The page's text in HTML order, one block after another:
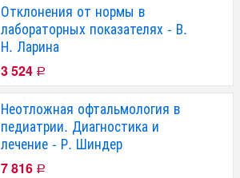
Отклонения от нормы в
лабораторных показателях - В.
Н. Ларина
3 524 Р
Неотложная офтальмология в
педиатрии. Диагностика и
лечение - Р. Шиндер
7 816 Р